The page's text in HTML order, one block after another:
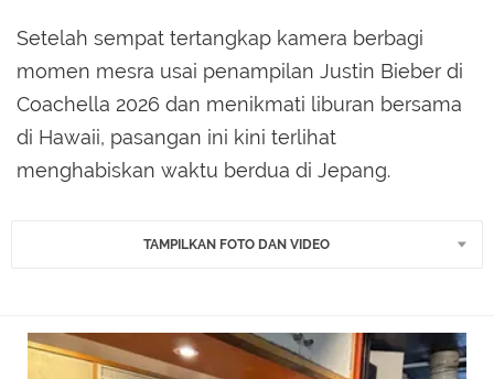
Setelah sempat tertangkap kamera berbagi
momen mesra usai penampilan Justin Bieber di
Coachella 2026 dan menikmati liburan bersama
di Hawaii, pasangan ini kini terlihat
menghabiskan waktu berdua di Jepang.
TAMPILKAN FOTO DAN VIDEO